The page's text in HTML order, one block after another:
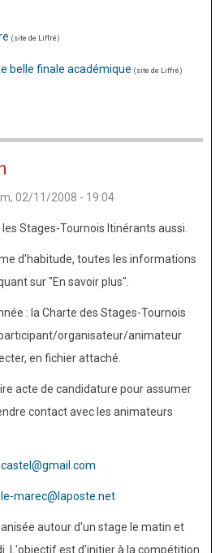
(site de Liffré)
belle finale académique (site de Liffré)
02/11/2008 - 19:04
Stages-Tournois Itinérants aussi.
d'habitude, toutes les informations
sur "En savoir plus".
: la Charte des Stages-Tournois
organisateur/animateur
en fichier attaché.
acte de candidature pour assumer
contact avec les animateurs
marec@laposte.net
autour d'un stage le matin et
L'objectif est d'initier à la compétition.